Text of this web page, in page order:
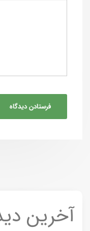
آخرین